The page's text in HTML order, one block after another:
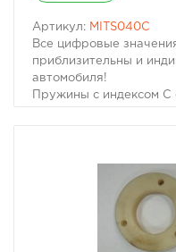
Артикул: MITS040C
Все цифровые
приблизительны и
автомобиля!
Пружины с индексом С
Диаметр прутка, мм